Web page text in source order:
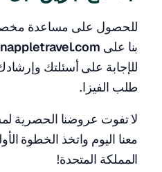
للحصول على مساعدة
بنا على
للإجابة على أسئلتك
طلب الفيزا.
لا تفوت عروضنا الحصرية
معنا اليوم واتخذ الخطوة
المملكة المتحدة!